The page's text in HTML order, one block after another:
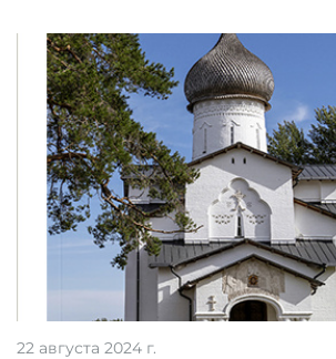
22 августа 2024 г.